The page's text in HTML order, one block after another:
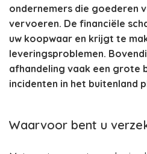
ondernemers die goederen
vervoeren. De financiële
uw koopwaar en krijgt te
leveringsproblemen.
afhandeling vaak een grote
incidenten in het buitenland
Waarvoor bent u